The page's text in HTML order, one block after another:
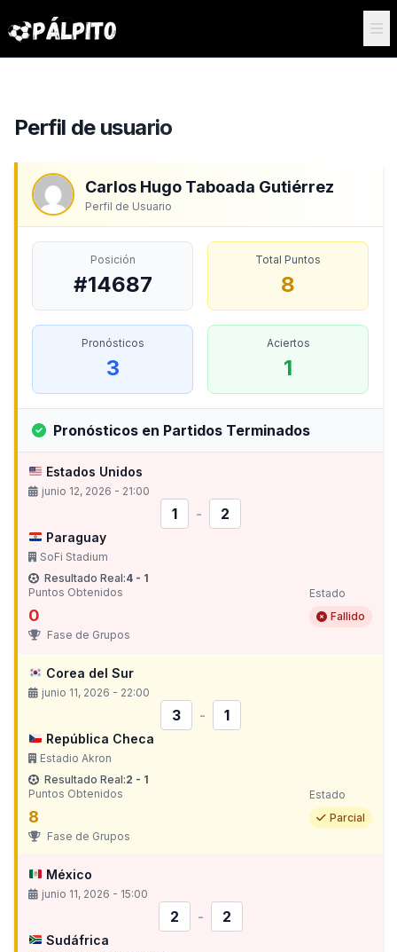
Perfil de usuario
Carlos Hugo Taboada Gutiérrez
Perfil de Usuario
Posición
#14687
Total Puntos
8
Pronósticos
3
Aciertos
1
Pronósticos en Partidos Terminados
Estados Unidos
junio 12, 2026 - 21:00
1 - 2
Paraguay
SoFi Stadium
Resultado Real:4 - 1
Puntos Obtenidos
0
Estado
Fallido
Fase de Grupos
Corea del Sur
junio 11, 2026 - 22:00
3 - 1
República Checa
Estadio Akron
Resultado Real:2 - 1
Puntos Obtenidos
8
Estado
Parcial
Fase de Grupos
México
junio 11, 2026 - 15:00
2 - 2
Sudáfrica